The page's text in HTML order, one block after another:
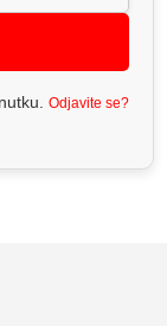
Odjavite se?